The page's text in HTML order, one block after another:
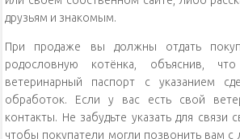
друзьям и знакомым.
При продаже вы должны отдать
родословную котёнка, объяснив,
ветеринарный паспорт с указанием
обработок. Если у вас есть свой
контакты. Не забудьте указать для
чтобы покупатели могли позвонить вам